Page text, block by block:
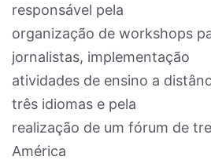
responsável pela
organização de workshops
jornalistas, implementação
atividades de ensino a
três idiomas e pela
realização de um fórum de
América